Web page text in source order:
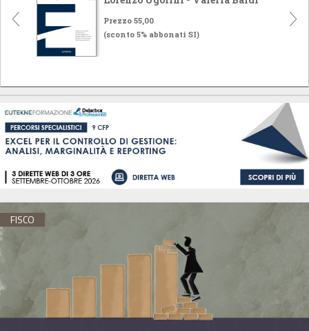
Prezzo 55,00
(sconto 5% abbonati SI)
FISCO